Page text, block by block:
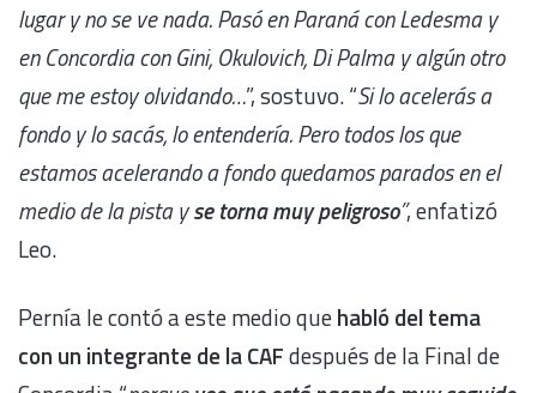
lugar y no se ve nada. Pasó en Paraná con Ledesma y
en Concordia con Gini, Okulovich, Di Palma y algún otro
que me estoy olvidando…”, sostuvo. “Si lo acelerás a
fondo y lo sacás, lo entendería. Pero todos los que
estamos acelerando a fondo quedamos parados en el
medio de la pista yse torna muy peligroso”, enfatizó
Leo.
Pernía le contó a este medio quehabló del tema
con un integrante de la CAFdespués de la Final de